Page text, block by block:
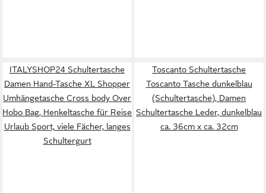
ITALYSHOP24 Schultertasche
Damen Hand-Tasche XL Shopper
Umhängetasche Cross body Over
Hobo Bag, Henkeltasche für Reise
Urlaub Sport, viele Fächer, langes
Schultergurt
Toscanto Schultertasche
Toscanto Tasche dunkelblau
(Schultertasche), Damen
Schultertasche Leder, dunkelblau
ca. 36cm x ca. 32cm